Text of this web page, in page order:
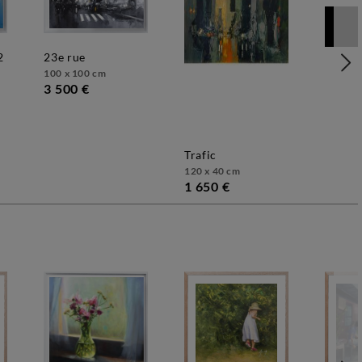
23e rue
100 x 100 cm
3 500 €
trafic
120 x 40 cm
1 650 €